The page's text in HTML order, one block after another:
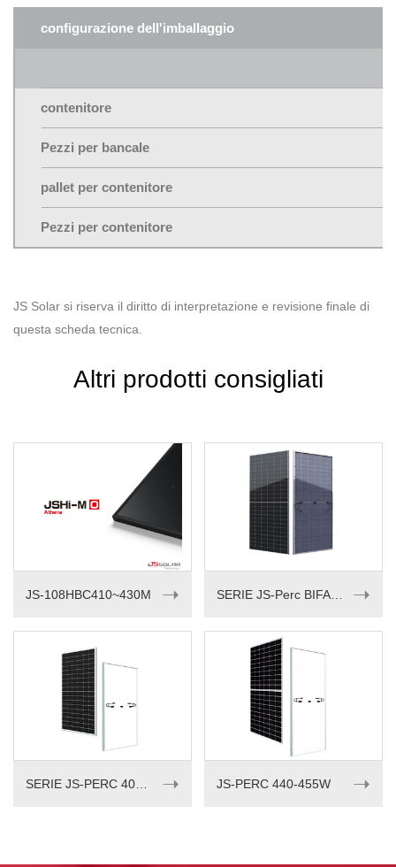
configurazione dell'imballaggio
contenitore
Pezzi per bancale
pallet per contenitore
Pezzi per contenitore
JS Solar si riserva il diritto di interpretazione e revisione finale di
questa scheda tecnica.
Altri prodotti consigliati
JS-108HBC410~430M ➝ SERIE JS-Perc BIFACCIALE 535-550W ➝
➝ JS-PERC 440-455W ➝